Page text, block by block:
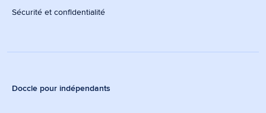
Sécurité et confidentialité
Doccle pour indépendants